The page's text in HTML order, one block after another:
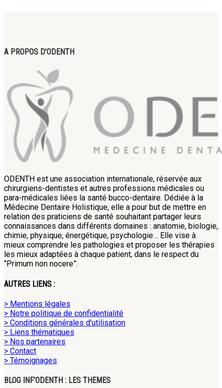
A PROPOS D’ODENTH
ODENTH est une association internationale, réservée aux
chirurgiens-dentistes et autres professions médicales ou
para-médicales liées la santé bucco-dentaire. Dédiée à la
Médecine Dentaire Holistique, elle a pour but de mettre en
relation des praticiens de santé souhaitant partager leurs
connaissances dans différents domaines : anatomie, biologie,
chimie, physique, énergétique, psychologie… Elle vise à
mieux comprendre les pathologies et proposer les thérapies
les mieux adaptées à chaque patient, dans le respect du
“Primum non nocere”.
AUTRES LIENS :
> Mentions légales
> Notre politique de confidentialité
> Conditions générales d’utilisation
> Liens thématiques
> Nos partenaires
> Contact
> Témoignages
BLOG INF’ODENTH : LES THEMES